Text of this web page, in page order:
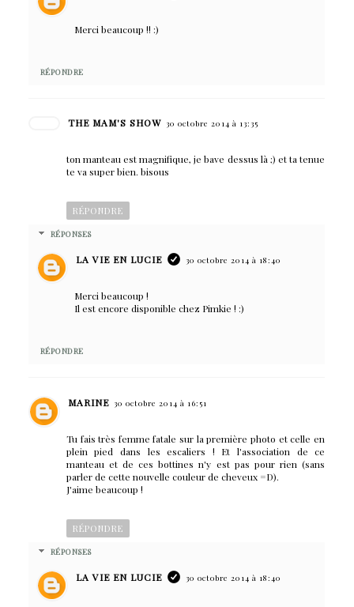
Merci beaucoup !! :)
RÉPONDRE
THE MAM'S SHOW 30 octobre 2014 à 13:35
ton manteau est magnifique, je bave dessus là ;) et ta tenue
te va super bien. bisous
RÉPONDRE
RÉPONSES
LA VIE EN LUCIE 30 octobre 2014 à 18:40
Merci beaucoup !
Il est encore disponible chez Pimkie ! :)
RÉPONDRE
MARINE 30 octobre 2014 à 16:51
Tu fais très femme fatale sur la première photo et celle en
plein pied dans les escaliers ! Et l'association de ce
manteau et de ces bottines n'y est pas pour rien (sans
parler de cette nouvelle couleur de cheveux =D).
J'aime beaucoup !
RÉPONDRE
RÉPONSES
LA VIE EN LUCIE 30 octobre 2014 à 18:40